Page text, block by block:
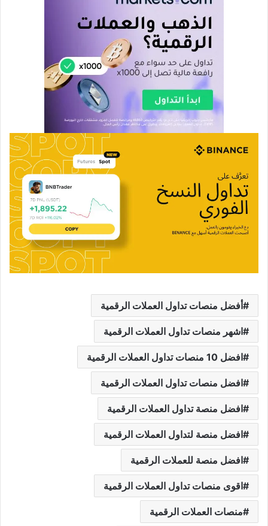
أفضل منصات تداول العملات الرقمية
اشهر منصات تداول العملات الرقمية
افضل 10 منصات تداول العملات الرقمية
افضل منصات تداول العملات الرقمية
افضل منصة تداول العملات الرقمية
افضل منصة لتداول العملات الرقمية
افضل منصة للعملات الرقمية
اقوى منصات تداول العملات الرقمية
منصات العملات الرقمية